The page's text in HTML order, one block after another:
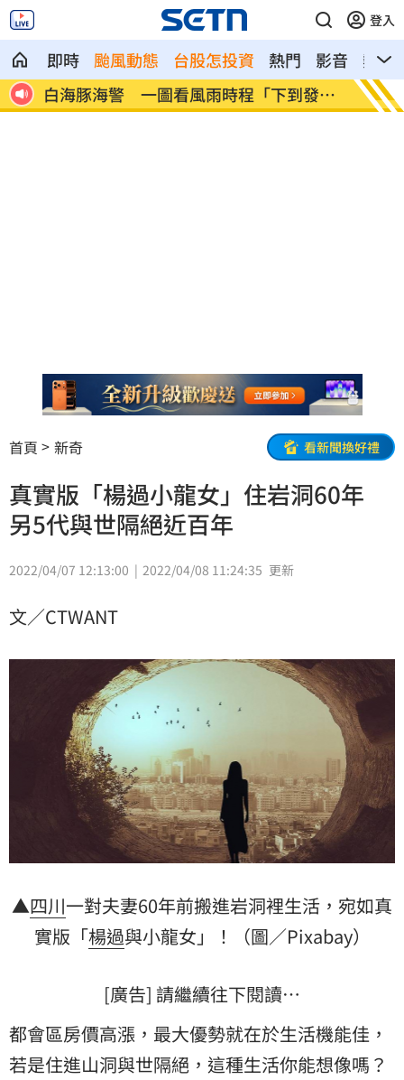
登入
即時 颱風動態 台股怎投資 熱門 影音
熱搜
阮經天新片入選多倫多影展 日本導演狂
讚
新／
首頁 新奇 看新聞換好禮
真實版「楊過小龍女」住岩洞60年
另5代與世隔絕近百年
2022/04/07 12:13:00 2022/04/08 11:24:35 更新
文／CTWANT
▲四川一對夫妻60年前搬進岩洞裡生活，宛如真
實版「楊過與小龍女」！（圖／Pixabay）
[廣告] 請繼續往下閱讀…
都會區房價高漲，最大優勢就在於生活機能佳，
若是住進山洞與世隔絕，這種生活你能想像嗎？